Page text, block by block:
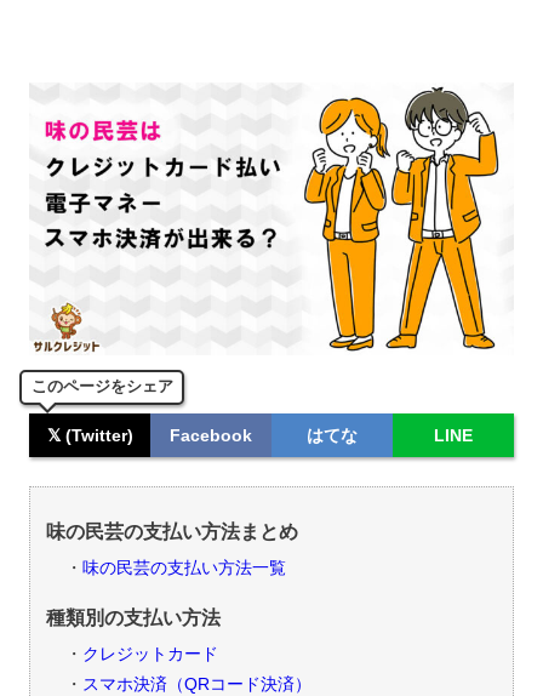
このページをシェア
𝕏 (Twitter) Facebook はてな LINE
味の民芸の支払い方法まとめ
味の民芸の支払い方法一覧
種類別の支払い方法
クレジットカード
スマホ決済（QRコード決済）